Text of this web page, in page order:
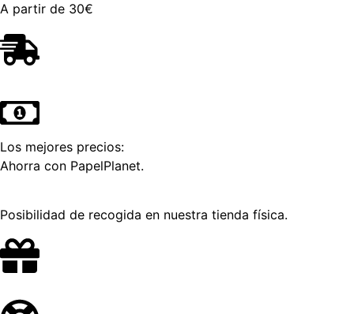
A partir de 30€
Los mejores precios:
Ahorra con PapelPlanet.
Posibilidad de recogida en nuestra tienda física.